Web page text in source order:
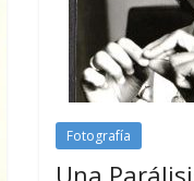
Fotografía
Una